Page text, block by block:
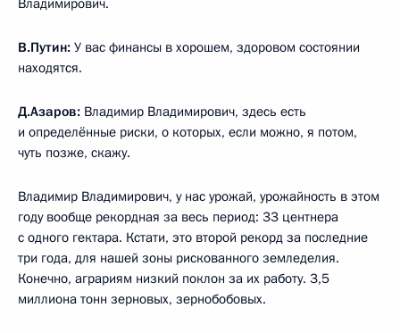
Владимирович.
В.Путин: У вас финансы в хорошем, здоровом состоянии
находятся.
Д.Азаров: Владимир Владимирович, здесь есть
и определённые риски, о которых, если можно, я потом,
чуть позже, скажу.
Владимир Владимирович, у нас урожай, урожайность в этом
году вообще рекордная за весь период: 33 центнера
с одного гектара. Кстати, это второй рекорд за последние
три года, для нашей зоны рискованного земледелия.
Конечно, аграриям низкий поклон за их работу. 3,5
миллиона тонн зерновых, зернобобовых.